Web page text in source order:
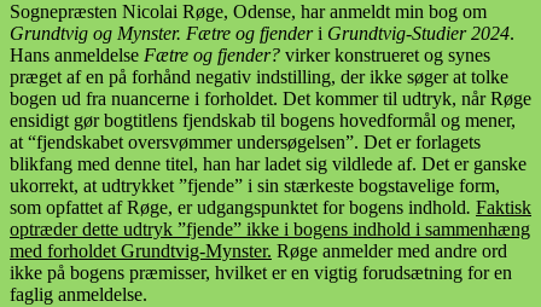
Sognepræsten Nicolai Røge, Odense, har anmeldt min bog om
Grundtvig og Mynster. Fætre og fjenderi Grundtvig-Studier 2024.
Hans anmeldelse Fætre og fjender? virker konstrueret og synes
præget af en på forhånd negativ indstilling, der ikke søger at tolke
bogen ud fra nuancerne i forholdet. Det kommer til udtryk, når Røge
ensidigt gør bogtitlens fjendskab til bogens hovedformål og mener,
at “fjendskabet oversvømmer undersøgelsen”. Det er forlagets
blikfang med denne titel, han har ladet sig vildlede af. Det er ganske
ukorrekt, at udtrykket ”fjende” i sin stærkeste bogstavelige form,
som opfattet af Røge, er udgangspunktet for bogens indhold. Faktisk
optræder dette udtryk ”fjende” ikke i bogens indhold i sammenhæng
med forholdet Grundtvig-Mynster. Røge anmelder med andre ord
ikke på bogens præmisser, hvilket er en vigtig forudsætning for en
faglig anmeldelse.